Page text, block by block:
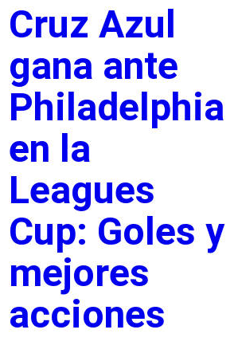
Cruz Azul
gana ante
Philadelphia
en la
Leagues
Cup: Goles y
mejores
acciones